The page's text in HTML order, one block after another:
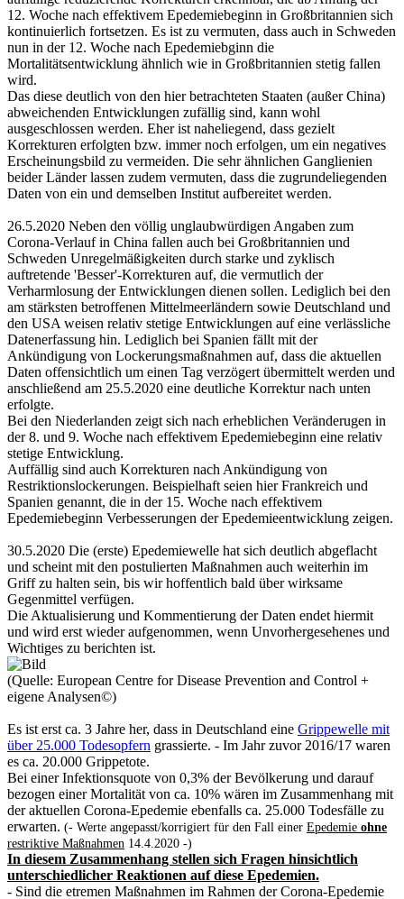
12. Woche nach effektivem Epedemiebeginn in Großbritannien sich
kontinuierlich fortsetzen. Es ist zu vermuten, dass auch in Schweden
nun in der 12. Woche nach Epedemiebginn die
Mortalitätsentwicklung ähnlich wie in Großbritannien stetig fallen
wird.
Das diese deutlich von den hier betrachteten Staaten (außer China)
abweichenden Entwicklungen zufällig sind, kann wohl
ausgeschlossen werden. Eher ist naheliegend, dass gezielt
Korrekturen erfolgten bzw. immer noch erfolgen, um ein negatives
Erscheinungsbild zu vermeiden. Die sehr ähnlichen Ganglienien
beider Länder lassen zudem vermuten, dass die zugrundeliegenden
Daten von ein und demselben Institut aufbereitet werden.
26.5.2020 Neben den völlig unglaubwürdigen Angaben zum
Corona-Verlauf in China fallen auch bei Großbritannien und
Schweden Unregelmäßigkeiten durch starke und zyklisch
auftretende 'Besser'-Korrekturen auf, die vermutlich der
Verharmlosung der Entwicklungen dienen sollen. Lediglich bei den
am stärksten betroffenen Mittelmeerländern sowie Deutschland und
den USA weisen relativ stetige Entwicklungen auf eine verlässliche
Datenerfassung hin. Lediglich bei Spanien fällt mit der
Ankündigung von Lockerungsmaßnahmen auf, dass die aktuellen
Daten offensichtlich um einen Tag verzögert übermittelt werden und
anschließend am 25.5.2020 eine deutliche Korrektur nach unten
erfolgte.
Bei den Niederlanden zeigt sich nach erheblichen Veränderugen in
der 8. und 9. Woche nach effektivem Epedemiebeginn eine relativ
stetige Entwicklung.
Auffällig sind auch Korrekturen nach Ankündigung von
Restriktionslockerungen. Beispielhaft seien hier Frankreich und
Spanien genannt, die in der 15. Woche nach effektivem
Epedemiebeginn Verbesserungen der Epedemieentwicklung zeigen.
30.5.2020 Die (erste) Epedemiewelle hat sich deutlich abgeflacht
und scheint mit den postulierten Maßnahmen auch weiterhin im
Griff zu halten sein, bis wir hoffentlich bald über wirksame
Gegenmittel verfügen.
Die Aktualisierung und Kommentierung der Daten endet hiermit
und wird erst wieder aufgenommen, wenn Unvorhergesehenes und
Wichtiges zu berichten ist.
(Quelle: European Centre for Disease Prevention and Control +
eigene Analysen©)
Es ist erst ca. 3 Jahre her, dass in Deutschland eine Grippewelle mit
über 25.000 Todesopfern grassierte. - Im Jahr zuvor 2016/17 waren
es ca. 20.000 Grippetote.
Bei einer Infektionsquote von 0,3% der Bevölkerung und darauf
bezogen einer Mortalität von ca. 10% wären im Zusammenhang mit
der aktuellen Corona-Epedemie ebenfalls ca. 25.000 Todesfälle zu
erwarten. (- Werte angepasst/korrigiert für den Fall einer Epedemie ohne
restriktive Maßnahmen 14.4.2020 -)
In diesem Zusammenhang stellen sich Fragen hinsichtlich
unterschiedlicher Reaktionen auf diese Epedemien.
- Sind die etremen Maßnahmen im Rahmen der Corona-Epedemie